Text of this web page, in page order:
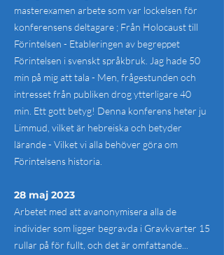
masterexamen arbete som var lockelsen för
konferensens deltagare ; Från Holocaust till
Förintelsen - Etableringen av begreppet
Förintelsen i svenskt språkbruk. Jag hade 50
min på mig att tala - Men, frågestunden och
intresset från publiken drog ytterligare 40
min. Ett gott betyg! Denna konferens heter ju
Limmud, vilket är hebreiska och betyder
lärande - Vilket vi alla behöver göra om
Förintelsens historia.
28 maj 2023
Arbetet med att avanonymisera alla de
individer som ligger begravda i Gravkvarter 15
rullar på för fullt, och det är omfattande...